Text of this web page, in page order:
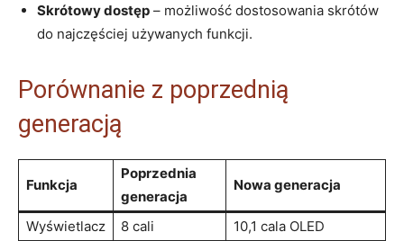
Skrótowy dostęp – możliwość dostosowania skrótów
do najczęściej używanych funkcji.
Porównanie z poprzednią
generacją
Funkcja
Poprzednia
generacja
Nowa generacja
Wyświetlacz 8 cali
10,1 cala OLED